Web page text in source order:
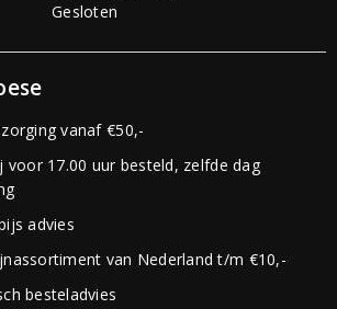
Gesloten
vanaf €50,-
voor 17.00 uur besteld, zelfde dag
advies
van Nederland t/m €10,-
besteladvies